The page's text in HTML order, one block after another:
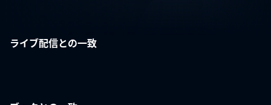
ライブ配信との一致